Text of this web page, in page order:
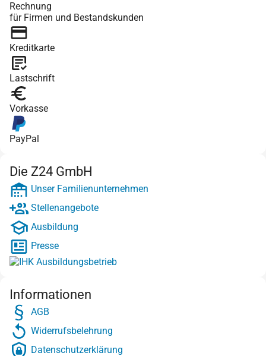
Rechnung
für Firmen und Bestandskunden
Kreditkarte
Lastschrift
Vorkasse
PayPal
Die Z24 GmbH
Unser Familienunternehmen
Stellenangebote
Ausbildung
Presse
Informationen
AGB
Widerrufsbelehrung
Datenschutzerklärung